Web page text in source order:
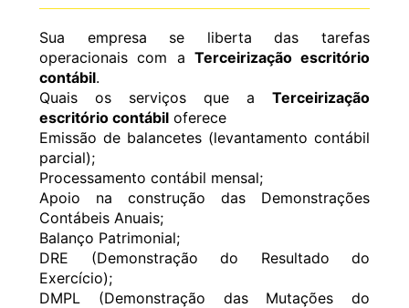
Sua empresa se liberta das tarefas
operacionais com a Terceirização escritório
contábil.
Quais os serviços que a Terceirização
escritório contábil oferece
Emissão de balancetes (levantamento contábil
parcial);
Processamento contábil mensal;
Apoio na construção das Demonstrações
Contábeis Anuais;
Balanço Patrimonial;
DRE (Demonstração do Resultado do
Exercício);
DMPL (Demonstração das Mutações do